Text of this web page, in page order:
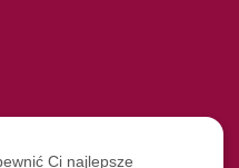
Ci najlepsze